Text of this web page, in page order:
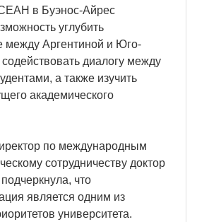
в Буэнос-Айрес
углубить
между Аргентиной и Юго-
диалогу между
а также изучить
академического
по международным
сотрудничеству доктор
что
является одним из
университета.